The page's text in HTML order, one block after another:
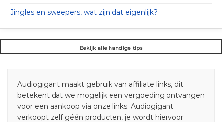
Jingles en sweepers, wat zijn dat eigenlijk?
Bekijk alle handige tips
Audiogigant maakt gebruik van affiliate links, dit
betekent dat we mogelijk een vergoeding ontvangen
voor een aankoop via onze links. Audiogigant
verkoopt zelf géén producten, je wordt hiervoor